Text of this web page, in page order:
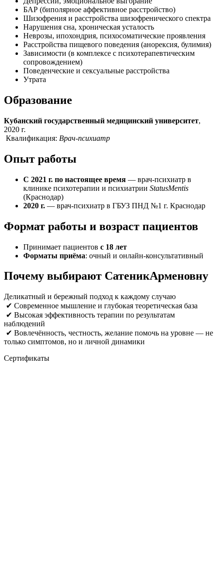
БАР (биполярное аффективное расстройство)
Шизофрения и расстройства шизофренического спектра
Нарушения сна, хроническая усталость
Неврозы, ипохондрия, психосоматические проявления
Расстройства пищевого поведения (анорексия, булимия)
Зависимости (в комплексе с психотерапевтическим
сопровождением)
Поведенческие и сексуальные расстройства
Утрата
Образование
Кубанский государственный медицинский университет,
2020 г.
Квалификация: Врач-психиатр
Опыт работы
С 2021 г. по настоящее время — врач-психиатр в
клинике психотерапии и психиатрии StatusMentis
(Краснодар)
2020 г. — врач-психиатр в ГБУЗ ПНД №1 г. Краснодар
Формат работы и возраст пациентов
Принимает пациентов с 18 лет
Форматы приёма: очный и онлайн-консультативный
Почему выбирают СатеникАрменовну
Деликатный и бережный подход к каждому случаю
✔ Современное мышление и глубокая теоретическая база
✔ Высокая эффективность терапии по результатам
наблюдений
✔ Вовлечённость, честность, желание помочь на уровне — не
только симптомов, но и личной динамики
Сертификаты